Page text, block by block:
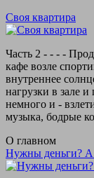
Своя квартира
Часть 2 - - - -
кафе возле
внутреннее
нагрузки в зале
немного и -
музыка, бодрые
О главном
Нужны деньги? А